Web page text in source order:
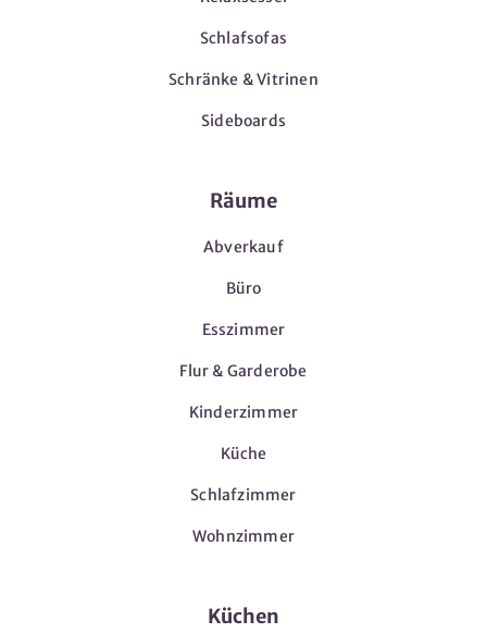
Schlafsofas
Schränke & Vitrinen
Sideboards
Räume
Abverkauf
Büro
Esszimmer
Flur & Garderobe
Kinderzimmer
Küche
Schlafzimmer
Wohnzimmer
Küchen